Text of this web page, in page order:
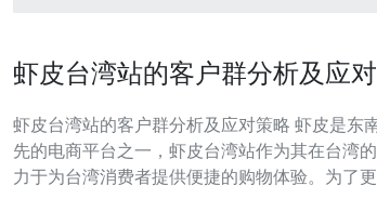
虾皮台湾站的客户群分析及应
虾皮台湾站的客户群分析及应对策略 虾皮是东南亚地区领
先的电商平台之一，虾皮台湾站作为其在台湾
力于为台湾消费者提供便捷的购物体验。为了